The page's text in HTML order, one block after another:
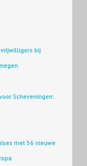
vrijwilligers bij
Scheveningen:
met 56 nieuwe